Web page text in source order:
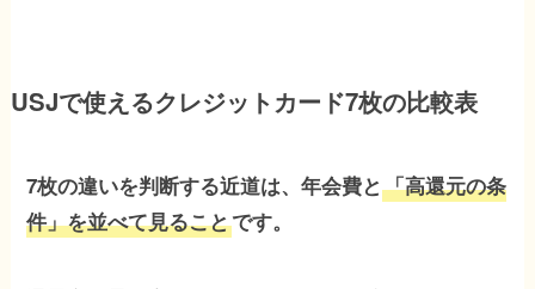
USJで使えるクレジットカード7枚の比較表
7枚の違いを判断する近道は、年会費と「高還元の条
件」を並べて見ることです。